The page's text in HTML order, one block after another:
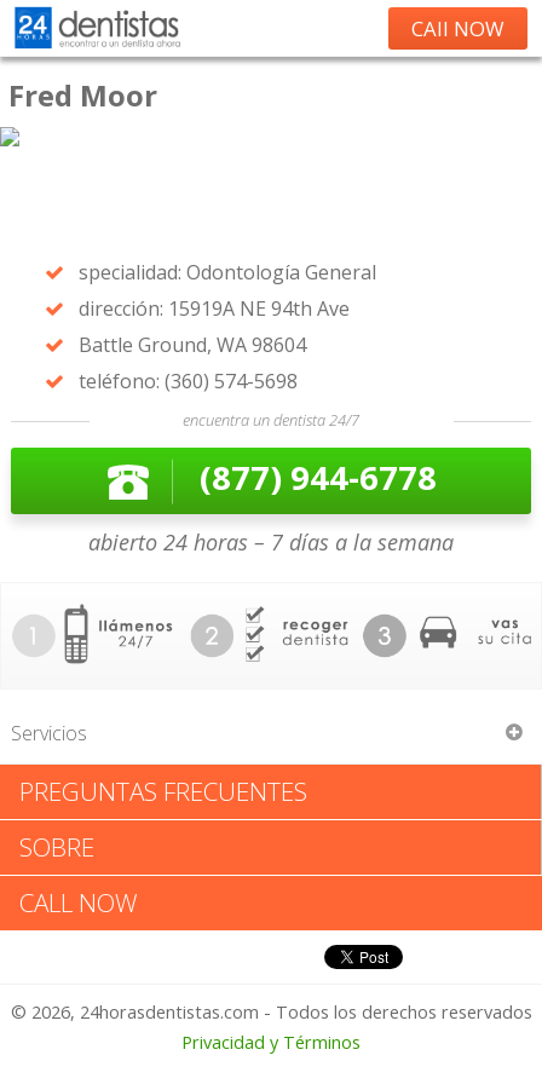
CAll NOW
Fred Moor
specialidad: Odontología General
dirección: 15919A NE 94th Ave
Battle Ground, WA 98604
teléfono: (360) 574-5698
encuentra un dentista 24/7
(877) 944-6778
abierto 24 horas – 7 días a la semana
Servicios
Fred Moor
Fred Moor: Califica tu
Experiencia
1 – No Feliz
PREGUNTAS FRECUENTES
SOBRE
CALL NOW
© 2026, 24horasdentistas.com - Todos los derechos reservados
Privacidad y Términos